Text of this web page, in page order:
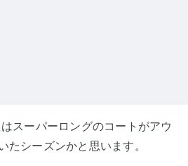
スーパーロングのコートがアウ
たシーズンかと思います。